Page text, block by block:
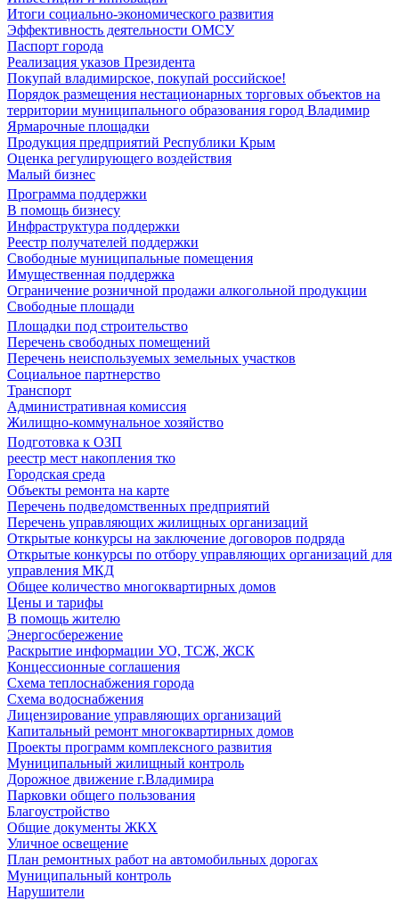
Итоги социально-экономического развития
Эффективность деятельности ОМСУ
Паспорт города
Реализация указов Президента
Покупай владимирское, покупай российское!
Порядок размещения нестационарных торговых объектов на
территории муниципального образования город Владимир
Ярмарочные площадки
Продукция предприятий Республики Крым
Оценка регулирующего воздействия
Малый бизнес
Программа поддержки
В помощь бизнесу
Инфраструктура поддержки
Реестр получателей поддержки
Свободные муниципальные помещения
Имущественная поддержка
Ограничение розничной продажи алкогольной продукции
Свободные площади
Площадки под строительство
Перечень свободных помещений
Перечень неиспользуемых земельных участков
Социальное партнерство
Транспорт
Административная комиссия
Жилищно-коммунальное хозяйство
Подготовка к ОЗП
реестр мест накопления тко
Городская среда
Объекты ремонта на карте
Перечень подведомственных предприятий
Перечень управляющих жилищных организаций
Открытые конкурсы на заключение договоров подряда
Открытые конкурсы по отбору управляющих организаций для
управления МКД
Общее количество многоквартирных домов
Цены и тарифы
В помощь жителю
Энергосбережение
Раскрытие информации УО, ТСЖ, ЖСК
Концессионные соглашения
Схема теплоснабжения города
Схема водоснабжения
Лицензирование управляющих организаций
Капитальный ремонт многоквартирных домов
Проекты программ комплексного развития
Муниципальный жилищный контроль
Дорожное движение г.Владимира
Парковки общего пользования
Благоустройство
Общие документы ЖКХ
Уличное освещение
План ремонтных работ на автомобильных дорогах
Муниципальный контроль
Нарушители